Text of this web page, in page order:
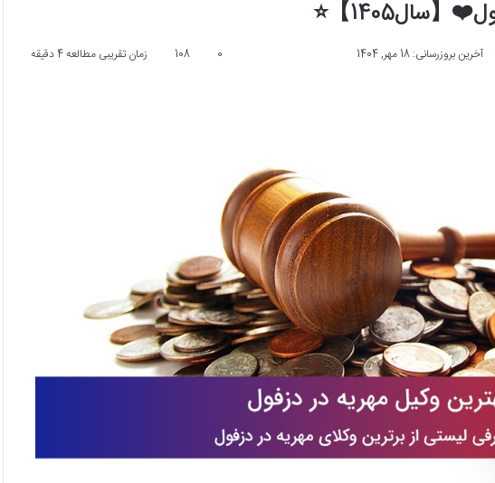
آخرین بروزرسانی: 18 مهر, 1404 0
108 زمان تقریبی مطالعه 4 دقیقه